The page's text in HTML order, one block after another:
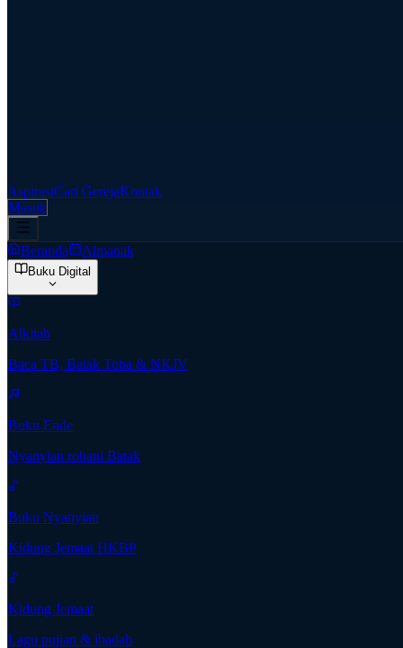
AspirasiCari GerejaKontak
Masuk
Beranda Almanak
Buku Digital
Alkitab
Baca TB, Batak Toba & NKJV
Buku Ende
Nyanyian rohani Batak
Buku Nyanyian
Kidung Jemaat HKBP
Kidung Jemaat
Lagu pujian & ibadah